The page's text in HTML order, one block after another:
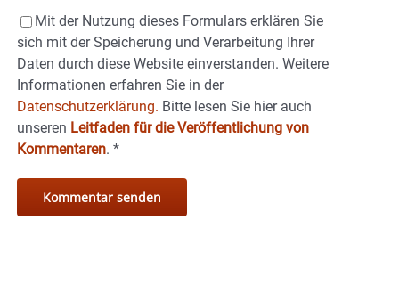
Mit der Nutzung dieses Formulars erklären Sie
sich mit der Speicherung und Verarbeitung Ihrer
Daten durch diese Website einverstanden. Weitere
Informationen erfahren Sie in der
Datenschutzerklärung. Bitte lesen Sie hier auch
unseren Leitfaden für die Veröffentlichung von
Kommentaren. *